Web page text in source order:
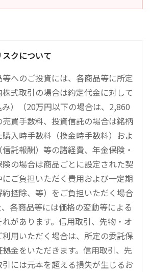
クについて
へのご投資には、各商品等に所定
式取引の場合は約定代金に対して
）（20万円以下の場合は、2,860
買手数料、投資信託の場合は銘柄
入時手数料（換金時手数料）およ
託報酬）等の諸経費、年金保険・
の場合は商品ごとに設定された契
ご負担いただく費用および一定期
控除、等）をご負担いただく場合
各商品等には価格の変動等による
があります。信用取引、先物・オ
用いただく場合は、所定の委託保
金をいただきます。信用取引、先
には元本を超える損失が生じるお